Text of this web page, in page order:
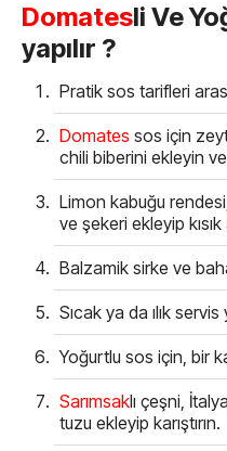
Domatesli Ve
yapılır ?
Pratik sos tarifleri
Domates sos için
chili biberini ekleyin
Limon kabuğu
ve şekeri ekleyip
Balzamik sirke ve
Sıcak ya da ılık servis
Yoğurtlu sos için, bir
Sarımsaklı çeşni,
tuzu ekleyip karıştırın.